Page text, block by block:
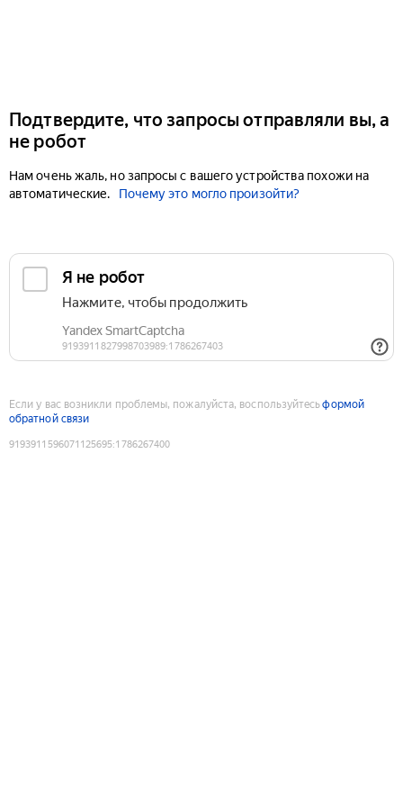
Подтвердите, что запросы отправляли вы, а
не робот
Нам очень жаль, но запросы с вашего устройства похожи на
автоматические.
Почему это могло произойти?
Если у вас возникли проблемы, пожалуйста, воспользуйтесьформой
обратной связи
9193911596071125695:1786267400